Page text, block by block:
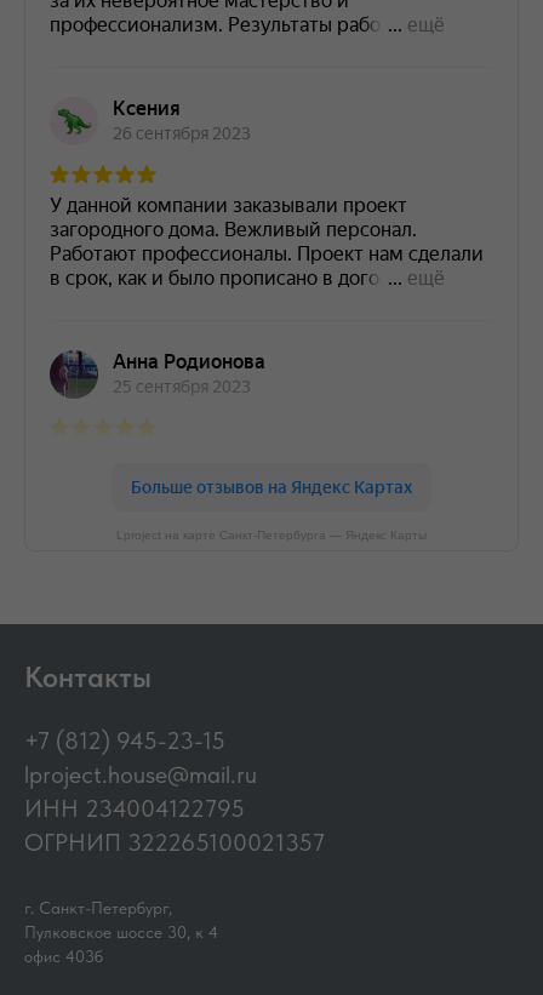
Lproject на карте Санкт‑Петербурга — Яндекс Карты
Контакты
+7 (812) 945-23-15
lproject.house@mail.ru
ИНН 234004122795
ОГРНИП 322265100021357
г. Санкт-Петербург,
Пулковское шоссе 30, к 4
офис 403б